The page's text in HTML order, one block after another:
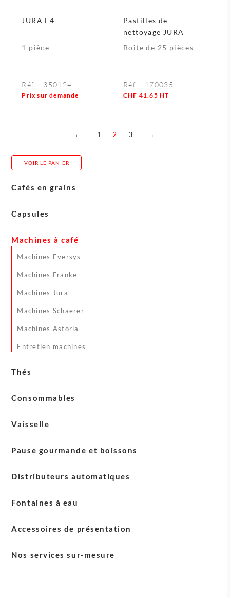
JURA E4
1 pièce
Réf. : 350124
Prix sur demande
Pastilles de
nettoyage JURA
Boîte de 25 pièces
Réf. : 170035
CHF 41.65 HT
← 1 2 3 →
VOIR LE PANIER
Cafés en grains
Carasso
Capsules
Machines à café
Machines Eversys
Machines Franke
Machines Jura
Machines Schaerer
Machines Astoria
Entretien machines
Thés
Consommables
Sucres
Vaisselle
Pause gourmande et boissons
Distributeurs automatiques
Fontaines à eau
Accessoires de présentation
Nos services sur-mesure